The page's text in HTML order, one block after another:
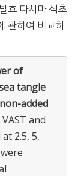
효 다시마 식초
관하여 비교하
of
tangle
added
VAST and
2.5, 5,